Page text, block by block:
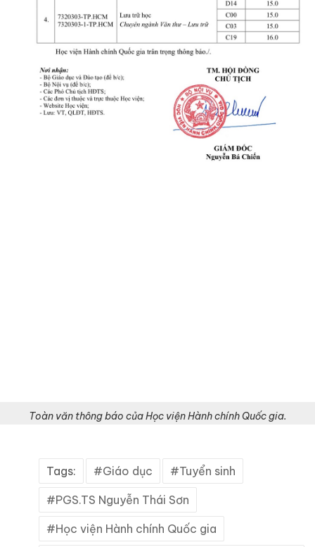
Toàn văn thông báo của Học viện Hành chính Quốc gia.
Tags: Giáo dục Tuyển sinh
PGS.TS Nguyễn Thái Sơn
Học viện Hành chính Quốc gia